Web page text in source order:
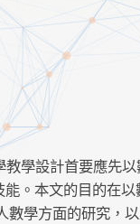
學設計首要應先以
。本文的目的在以
數學方面的研究，